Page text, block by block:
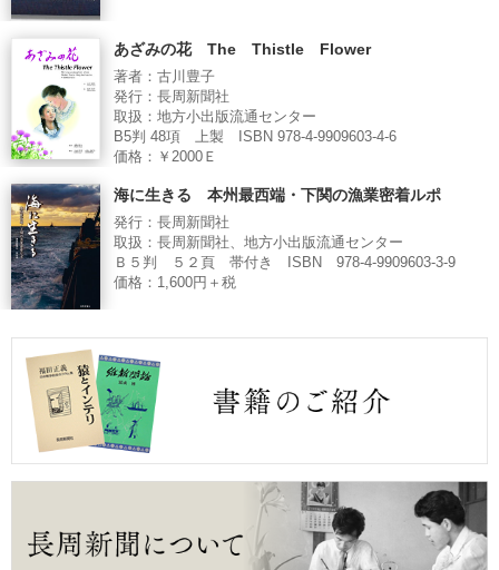
あざみの花 The Thistle Flower
著者：古川豊子
発行：長周新聞社
取扱：地方小出版流通センター
B5判 48項 上製 ISBN 978-4-9909603-4-6
価格：￥2000Ｅ
海に生きる 本州最西端・下関の漁業密着ルポ
発行：長周新聞社
取扱：長周新聞社、地方小出版流通センター
Ｂ５判 ５２頁 帯付き ISBN 978-4-9909603-3-9
価格：1,600円＋税